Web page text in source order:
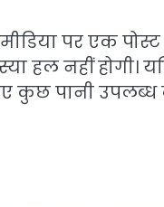
पर एक
हल नहीं होगी।
पानी उपलब्ध